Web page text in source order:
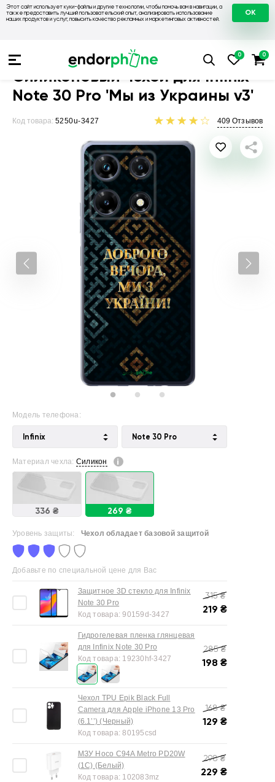
Этот сайт использует куки-файлы и другие технологии, чтобы помочь вам в навигации, а
также предоставить лучший пользовательский опыт, анализировать использование
наших продуктов и услуг, повысить качество рекламных и маркетинговых активностей.
OK
Чехлы на Infinix Чехол для Infinix
Силиконовый чехол для Infinix
Note 30 Pro 'Мы из Украины v3'
Код товара: 5250u-3427 409 Отзывов
Модель телефона:
Infinix Note 30 Pro
Материал чехла: Силикон
336 ₴ 269 ₴
Уровень защиты: Чехол обладает базовой защитой
Добавьте по специальной цене для Вас
Защитное 3D стекло для Infinix
Note 30 Pro
Код товара:90159d-3427
315₴
219 ₴
Гидрогелевая пленка глянцевая
для Infinix Note 30 Pro
Код товара: 19230hf-3427
285₴
198 ₴
Чехол TPU Epik Black Full
Camera для Apple iPhone 13 Pro
(6.1’’) (Черный)
Код товара:80195csd
168₴
129 ₴
МЗУ Hoco C94A Metro PD20W
(1C) (Белый)
Код товара: 102083mz
298₴
229 ₴